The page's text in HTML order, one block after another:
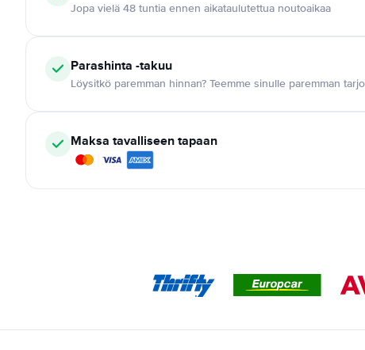
Jopa vielä 48 tuntia ennen aikataulutettua noutoaikaa
Parashinta -takuu
Löysitkö paremman hinnan? Teemme sinulle paremman
Maksa tavalliseen tapaan